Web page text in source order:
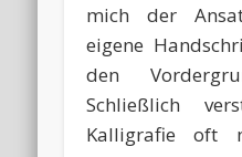
mich der
eigene
den
Schließlich
Kalligrafie oft